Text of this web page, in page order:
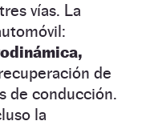
vías. La
de
de conducción.
la